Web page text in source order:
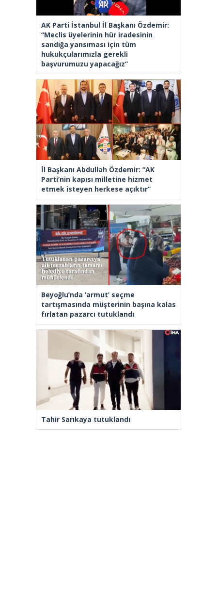
AK Parti İstanbul İl Başkanı Özdemir:
“Meclis üyelerinin hür iradesinin
sandığa yansıması için tüm
hukukçularımızla gerekli
başvurumuzu yapacağız”
İl Başkanı Abdullah Özdemir: “AK
Parti’nin kapısı milletine hizmet
etmek isteyen herkese açıktır”
Beyoğlu’nda ‘armut’ seçme
tartışmasında müşterinin başına kalas
fırlatan pazarcı tutuklandı
Tahir Sarıkaya tutuklandı